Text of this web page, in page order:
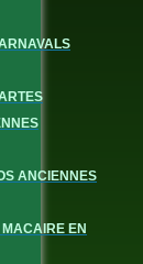
ANCIENNES
EN